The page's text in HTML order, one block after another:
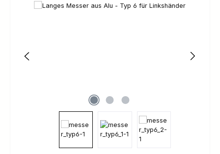
Bildergalerie überspringen